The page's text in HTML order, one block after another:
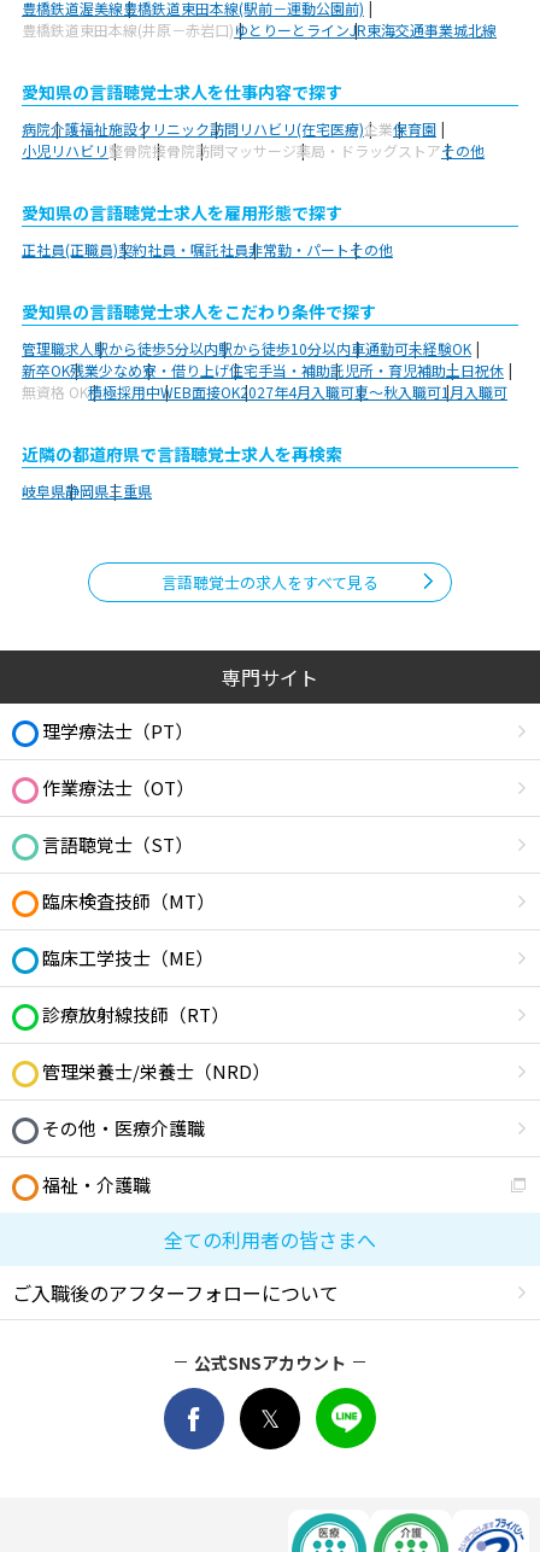
豊橋鉄道渥美線豊橋鉄道東田本線(駅前－運動公園前)
豊橋鉄道東田本線(井原－赤岩口)ゆとりーとラインJR東海交通事業城北線
愛知県の言語聴覚士求人を仕事内容で探す
病院介護福祉施設クリニック訪問リハビリ(在宅医療)企業保育園
小児リハビリ整骨院接骨院訪問マッサージ薬局・ドラッグストアその他
愛知県の言語聴覚士求人を雇用形態で探す
正社員(正職員)契約社員・嘱託社員非常勤・パートその他
愛知県の言語聴覚士求人をこだわり条件で探す
管理職求人駅から徒歩5分以内駅から徒歩10分以内車通勤可未経験OK
新卒OK残業少なめ寮・借り上げ住宅手当・補助託児所・育児補助土日祝休
無資格 OK積極採用中WEB面接OK2027年4月入職可夏～秋入職可1月入職可
近隣の都道府県で言語聴覚士求人を再検索
岐阜県静岡県三重県
言語聴覚士の求人をすべて見る
専門サイト
理学療法士（PT）
作業療法士（OT）
言語聴覚士（ST）
臨床検査技師（MT）
臨床工学技士（ME）
診療放射線技師（RT）
管理栄養士/栄養士（NRD）
その他・医療介護職
福祉・介護職
全ての利用者の皆さまへ
ご入職後のアフターフォローについて
公式SNSアカウント